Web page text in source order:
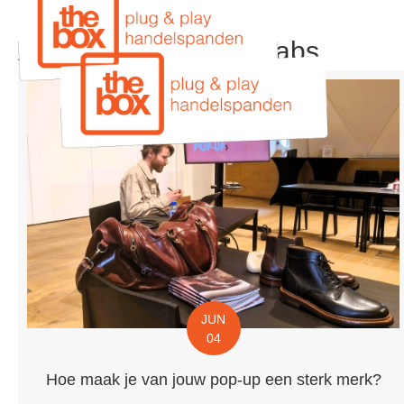
Alle berichten uit Collabs
JUN
04
Hoe maak je van jouw pop-up een sterk merk?